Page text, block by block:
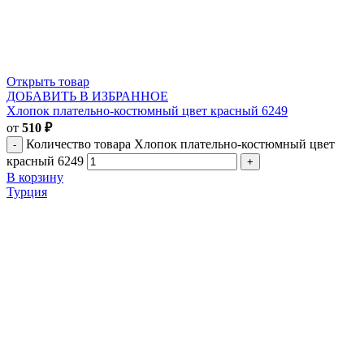
Открыть товар
ДОБАВИТЬ В ИЗБРАННОЕ
Хлопок плательно-костюмный цвет красный 6249
от 510 ₽
Количество товара Хлопок плательно-костюмный цвет
красный 6249
В корзину
Турция